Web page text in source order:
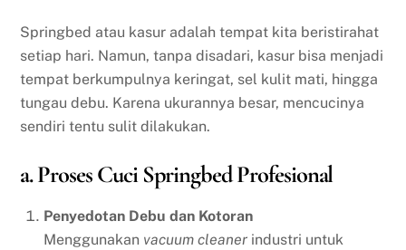
Springbed atau kasur adalah tempat kita beristirahat
setiap hari. Namun, tanpa disadari, kasur bisa menjadi
tempat berkumpulnya keringat, sel kulit mati, hingga
tungau debu. Karena ukurannya besar, mencucinya
sendiri tentu sulit dilakukan.
a. Proses Cuci Springbed Profesional
Penyedotan Debu dan Kotoran
Menggunakan vacuum cleaner industri untuk